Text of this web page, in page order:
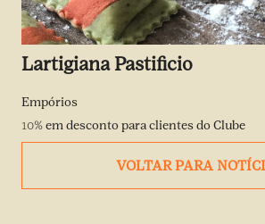
Lartigiana Pastificio
Empórios
10%em desconto para clientes do Clube
VOLTAR PARA